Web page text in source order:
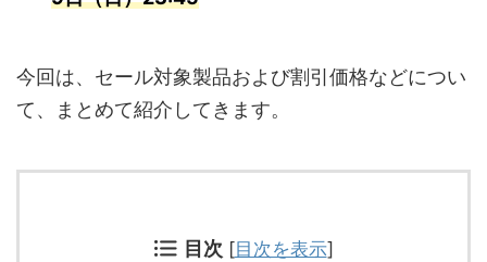
今回は、セール対象製品および割引価格などについ
て、まとめて紹介してきます。
目次 [目次を表示]